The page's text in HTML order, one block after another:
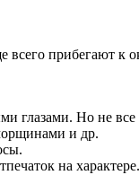
прибегают к
глазами. Но не
и др.
на характере.